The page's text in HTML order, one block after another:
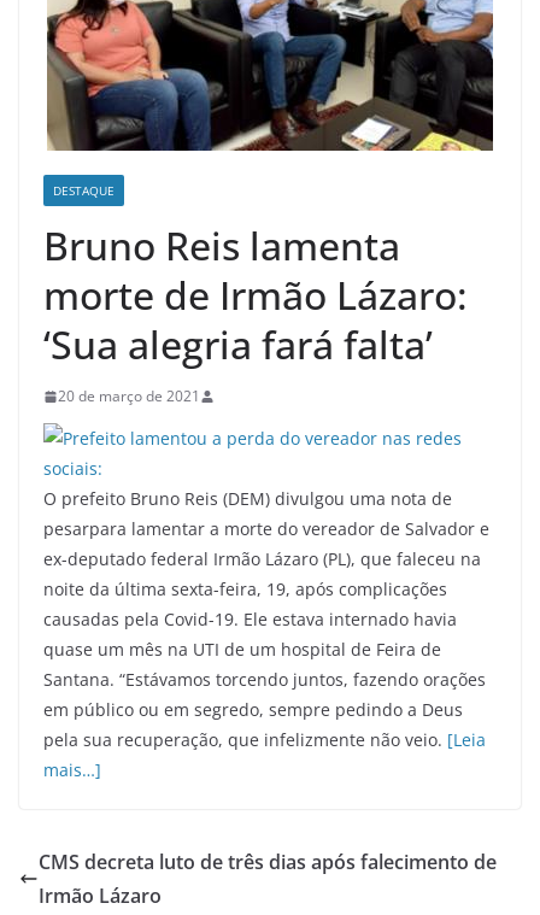
DESTAQUE
Bruno Reis lamenta
morte de Irmão Lázaro:
‘Sua alegria fará falta’
20 de março de 2021
O prefeito Bruno Reis (DEM) divulgou uma nota de
pesarpara lamentar a morte do vereador de Salvador e
ex-deputado federal Irmão Lázaro (PL), que faleceu na
noite da última sexta-feira, 19, após complicações
causadas pela Covid-19. Ele estava internado havia
quase um mês na UTI de um hospital de Feira de
Santana. “Estávamos torcendo juntos, fazendo orações
em público ou em segredo, sempre pedindo a Deus
pela sua recuperação, que infelizmente não veio. [Leia
mais…]
CMS decreta luto de três dias após falecimento de
Irmão Lázaro